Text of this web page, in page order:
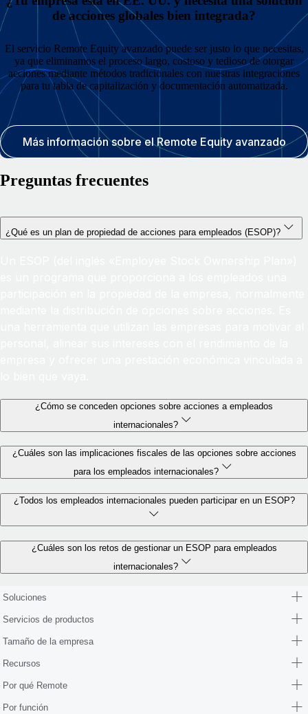
de acciones globales bien integrada?
El servicio Remote Equity avanzado puede ser justo lo que necesitas,
ya que eliminamos el proceso largo, costoso y tedioso de otorgar
acciones mediante métodos tradicionales con nuestras integraciones
para tu tabla de capitalización y documentación automatizada.
Más información sobre el Remote Equity avanzado
Preguntas frecuentes
​¿Qué es un plan de propiedad de acciones para empleados (ESOP)?
¿Cómo se conceden opciones sobre acciones a empleados
internacionales?
¿Cuáles son las implicaciones fiscales de las opciones sobre acciones
para los empleados internacionales?
¿Todos los empleados internacionales pueden participar en un ESOP?
¿Cuáles son los retos de gestionar un ESOP para empleados
internacionales?
Soluciones
Servicios de productos
Tamaño de la empresa
Recursos
Por qué Remote
Por función